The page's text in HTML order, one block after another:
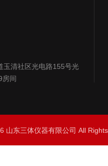
玉清社区光电路155号光
房间
山东三体仪器有限公司 All